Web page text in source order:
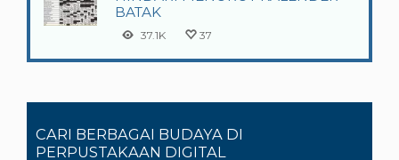
BATAK
37.1K 37
CARI BERBAGAI BUDAYA DI
PERPUSTAKAAN DIGITAL